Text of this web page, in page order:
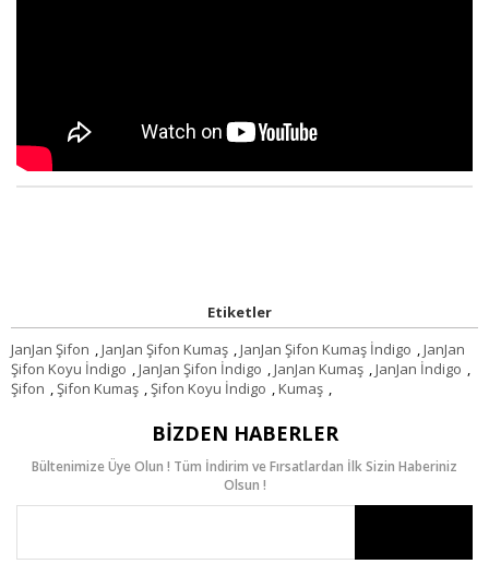
Etiketler
JanJan Şifon ,JanJan Şifon Kumaş ,JanJan Şifon Kumaş İndigo ,JanJan
Şifon Koyu İndigo ,JanJan Şifon İndigo ,JanJan Kumaş ,JanJan İndigo ,
Şifon ,Şifon Kumaş ,Şifon Koyu İndigo ,Kumaş ,
BIZDEN HABERLER
Bültenimize Üye Olun ! Tüm İndirim ve Fırsatlardan İlk Sizin Haberiniz
Olsun !